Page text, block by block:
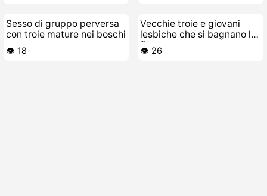
Sesso di gruppo perversa
con troie mature nei boschi
👁️ 18
Vecchie troie e giovani
lesbiche che si bagnano la
figa
👁️ 26